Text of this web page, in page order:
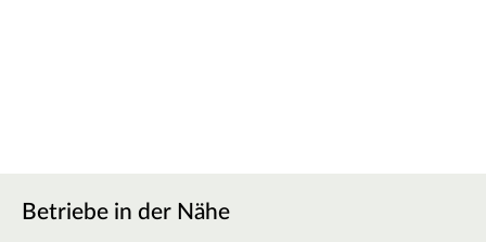
Betriebe in der Nähe